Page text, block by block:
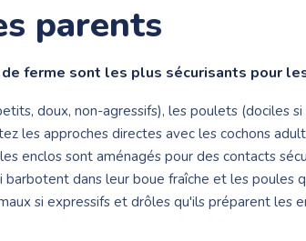
parents
ferme sont les plus sécurisants pour
doux, non-agressifs), les poulets (dociles
les approches directes avec les cochons
enclos sont aménagés pour des contacts
barbotent dans leur boue fraîche et les poules
si expressifs et drôles qu'ils préparent les